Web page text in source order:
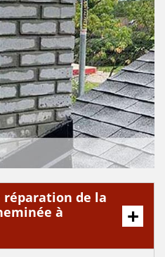
de la
à